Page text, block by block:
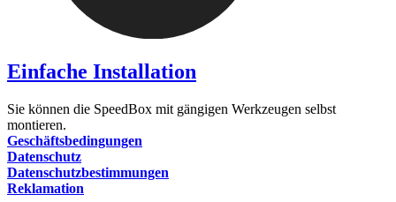
Einfache Installation
Sie können die SpeedBox mit gängigen Werkzeugen selbst
montieren.
Geschäftsbedingungen
Datenschutz
Datenschutzbestimmungen
Reklamation